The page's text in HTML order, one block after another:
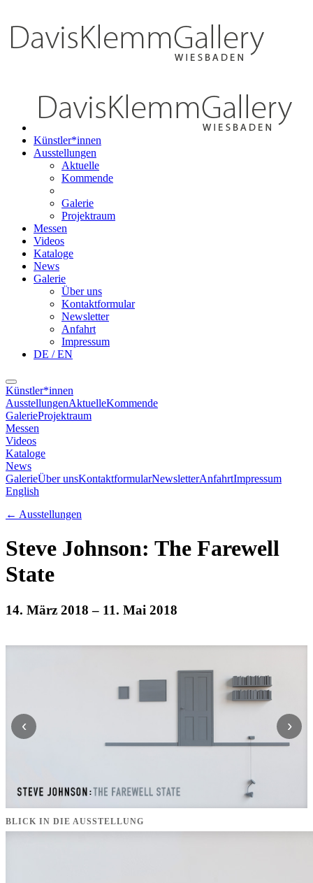
Künstler*innen
Ausstellungen
Aktuelle
Kommende
Galerie
Projektraum
Messen
Videos
Kataloge
News
Galerie
Über uns
Kontaktformular
Newsletter
Anfahrt
Impressum
DE / EN
Künstler*innen
AusstellungenAktuelleKommende
GalerieProjektraum
Messen
Videos
Kataloge
News
GalerieÜber unsKontaktformularNewsletterAnfahrtImpressum
English
← Ausstellungen
Steve Johnson: The Farewell
State
14. März 2018 – 11. Mai 2018
‹ ›
BLICK IN DIE AUSSTELLUNG